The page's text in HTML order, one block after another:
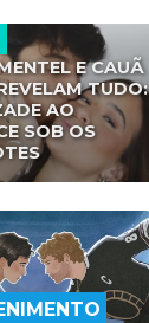
E CAUÃ
TUDO:
AO
SOB OS